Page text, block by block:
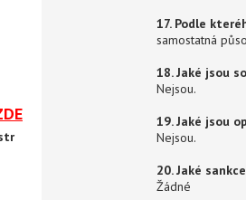
17. Podle
samostatná
18. Jaké jsou
Nejsou.
19. Jaké jsou
Nejsou.
20. Jaké
Žádné